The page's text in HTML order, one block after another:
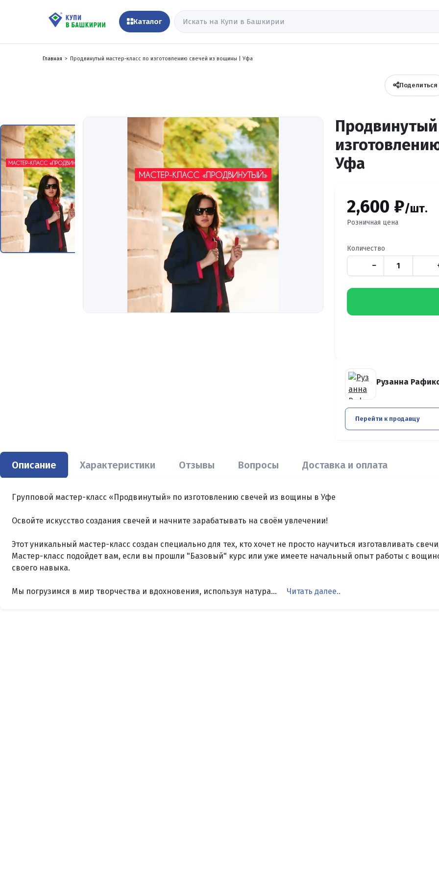
Каталог
Главная Продвинутый мастер-класс по изготовлению свечей из вощины | Уфа
Поделиться
Продвинутый
Уфа
2,600 ₽/шт.
Розничная цена
Количество
−
Рузанна
Перейти к продавцу
Описание Характеристики Отзывы Вопросы Доставка и оплата
Групповой мастер-класс «Продвинутый» по изготовлению свечей из вощины в Уфе
Освойте искусство создания свечей и начните зарабатывать на своём увлечении!
Этот уникальный мастер-класс создан специально для тех, кто хочет не просто научиться изготавливать
Мастер-класс подойдет вам, если вы прошли "Базовый" курс или уже имеете начальный опыт работы с
своего навыка.
Мы погрузимся в мир творчества и вдохновения, используя натура... Читать далее..